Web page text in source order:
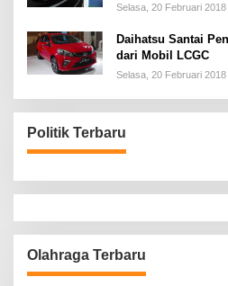
Selasa, 20 Februari 2018
Daihatsu Santai
dari Mobil LCGC
Selasa, 20 Februari 2018
Politik Terbaru
Olahraga Terbaru